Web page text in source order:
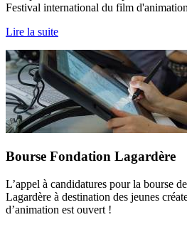
Festival international du film
Lire la suite
Bourse Fondation Lagardère
L’appel à candidatures pour la bourse
Lagardère à destination des jeunes
d’animation est ouvert !